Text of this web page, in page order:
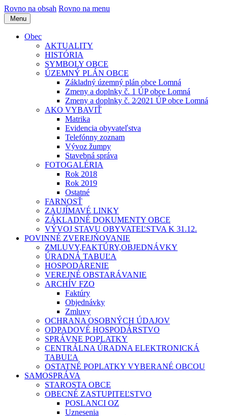
Rovno na obsah Rovno na menu
Menu
Obec
AKTUALITY
HISTÓRIA
SYMBOLY OBCE
ÚZEMNÝ PLÁN OBCE
Základný územný plán obce Lomná
Zmeny a doplnky č. 1 ÚP obce Lomná
Zmeny a doplnky č. 2⁄2021 ÚP obce Lomná
AKO VYBAVIŤ
Matrika
Evidencia obyvateľstva
Telefónny zoznam
Vývoz žumpy
Stavebná správa
FOTOGALÉRIA
Rok 2018
Rok 2019
Ostatné
FARNOSŤ
ZAUJÍMAVÉ LINKY
ZÁKLADNÉ DOKUMENTY OBCE
VÝVOJ STAVU OBYVATEĽSTVA K 31.12.
POVINNÉ ZVEREJŃOVANIE
ZMLUVY,FAKTÚRY,OBJEDNÁVKY
ÚRADNÁ TABUĽA
HOSPODÁRENIE
VEREJNÉ OBSTARÁVANIE
ARCHÍV FZO
Faktúry
Objednávky
Zmluvy
OCHRANA OSOBNÝCH ÚDAJOV
ODPADOVÉ HOSPODÁRSTVO
SPRÁVNE POPLATKY
CENTRÁLNA ÚRADNA ELEKTRONICKÁ
TABUĽA
OSTATNÉ POPLATKY VYBERANÉ OBCOU
SAMOSPRÁVA
STAROSTA OBCE
OBECNÉ ZASTUPITEĽSTVO
POSLANCI OZ
Uznesenia